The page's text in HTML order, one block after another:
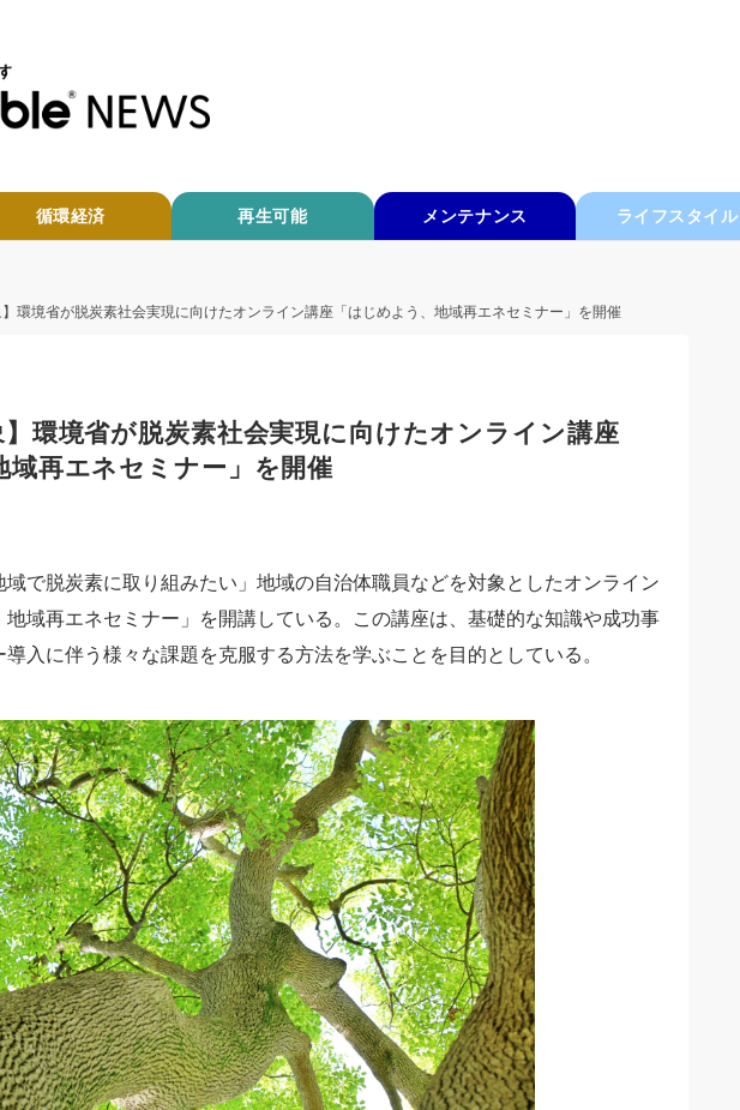
循環経済 再生可能 メンテナンス ライフスタイル
】環境省が脱炭素社会実現に向けたオンライン講座「はじめよう、地域再エネセミナー」を開催
】環境省が脱炭素社会実現に向けたオンライン講座
域再エネセミナー」を開催
で脱炭素に取り組みたい」地域の自治体職員などを対象としたオンライン
域再エネセミナー」を開講している。この講座は、基礎的な知識や成功事
入に伴う様々な課題を克服する方法を学ぶことを目的としている。